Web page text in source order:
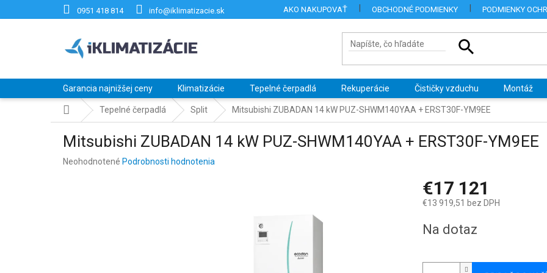
0951 418 814 info@iklimatizacie.sk AKO NAKUPOVAŤ OBCHODNÉ PODMIENKY PODMIENKY
Garancia najnižšej ceny Klimatizácie Tepelné čerpadlá Rekuperácie Čističky vzduchu Montáž
DomovTepelné čerpadlá Split Mitsubishi ZUBADAN 14 kW PUZ-SHWM140YAA + ERST30F-YM9EE
Mitsubishi ZUBADAN 14 kW PUZ-SHWM140YAA + ERST30F-YM9EE
Priemerné
Neohodnotené Podrobnosti hodnotenia
€17 121
€13 919,51 bez DPH
cena:
Na dotaz